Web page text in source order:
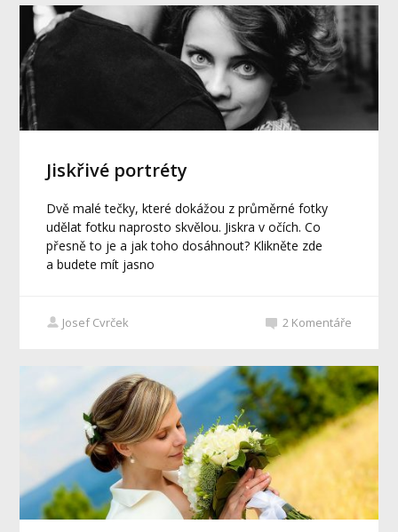
Jiskřivé portréty
Dvě malé tečky, které dokážou z průměrné fotky
udělat fotku naprosto skvělou. Jiskra v očích. Co
přesně to je a jak toho dosáhnout? Klikněte zde
a budete mít jasno
Josef Cvrček 2 Komentáře